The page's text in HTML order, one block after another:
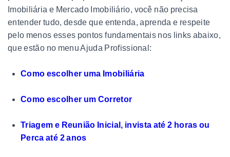
Imobiliária e Mercado Imobiliário, você não precisa
entender tudo, desde que entenda, aprenda e respeite
pelo menos esses pontos fundamentais nos links abaixo,
que estão no menu Ajuda Profissional:
Como escolher uma Imobiliária
Como escolher um Corretor
Triagem e Reunião Inicial, invista até 2 horas ou
Perca até 2 anos